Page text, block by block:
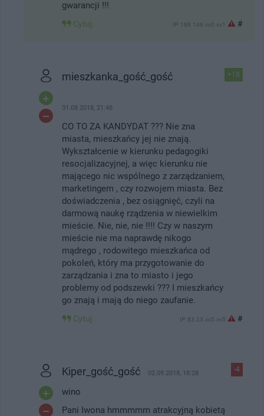
gwarancji !!!
Cytuj IP: 188.146.xx0.xx1 #
+18
mieszkanka_gość_gość
31.08.2018, 21:48
CO TO ZA KANDYDAT ??? Nie zna
miasta, mieszkańcy jej nie znają.
Wykształcenie w kierunku pedagogiki
resocjalizacyjnej, a więc kierunku nie
mającego nic wspólnego z zarządzaniem,
marketingem , czy rozwojem miasta. Bez
doświadczenia , bez osiągnięć, czyli na
darmową naukę rządzenia w niewielkim
mieście. Nie, nie, nie !!!! Czy w naszym
mieście nie ma naprawdę nikogo
mądrego , rodowitego mieszkańca od
pokoleń, który ma przygotowanie do
zarządzania i zna to miasto i jego
problemy od podszewki ??? I mieszkańcy
go znają i mają do niego zaufanie.
Cytuj IP: 83.23.xx5.xx5 #
-4
Kiper_gość_gość 02.09.2018, 18:28
wino
Pani Iwona hmmmmm atrakcyjną kobietą